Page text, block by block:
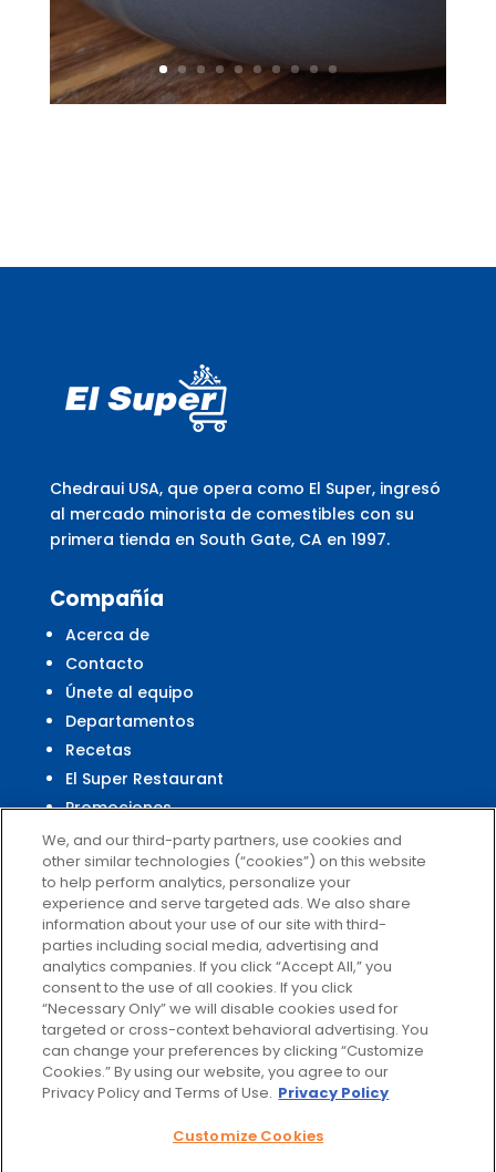
Chedraui USA, que opera como El Super, ingresó
al mercado minorista de comestibles con su
primera tienda en South Gate, CA en 1997.
Compañía
Acerca de
Contacto
Únete al equipo
Departamentos
Recetas
El Super Restaurant
Promociones
Centro Financiero El Super
Servicio al Cliente
Ayuda
Políticas de privacidad
Términos de uso
El Super Survey
Customize Cookies
No vender mis datos
We, and our third-party partners, use cookies and
other similar technologies (“cookies”) on this website
to help perform analytics, personalize your
experience and serve targeted ads. We also share
information about your use of our site with third-
parties including social media, advertising and
analytics companies. If you click “Accept All,” you
consent to the use of all cookies. If you click
“Necessary Only” we will disable cookies used for
targeted or cross-context behavioral advertising. You
can change your preferences by clicking “Customize
Cookies.” By using our website, you agree to our
Privacy Policy and Terms of Use. Privacy Policy
Customize Cookies